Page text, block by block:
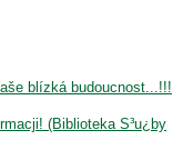
blízká budoucnost...!!!
(Biblioteka S³u¿by